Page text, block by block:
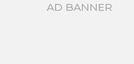
AD BANNER